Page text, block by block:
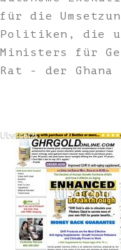
für die
Politiken, die
Ministers für
Rat - der